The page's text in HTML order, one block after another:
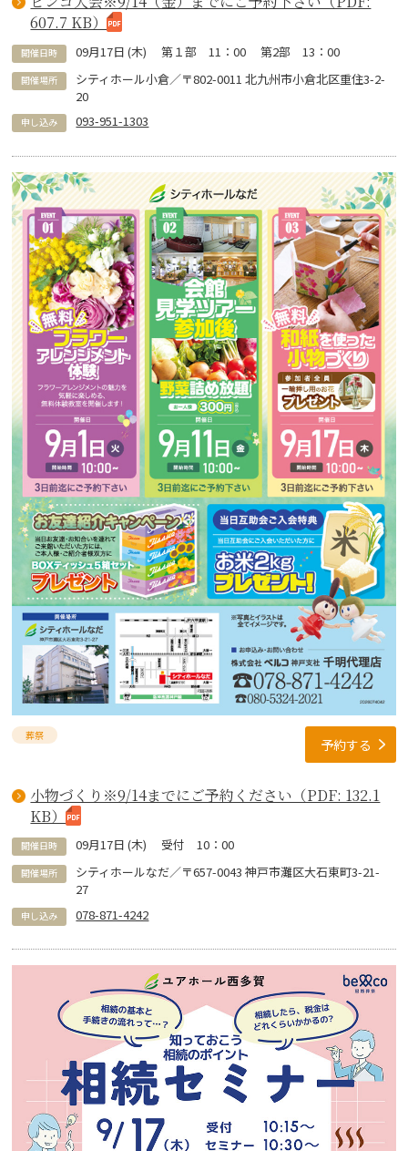
607.7 KB）
開催日時 09月17日 (木) 第１部 11：00 第2部 13：00
開催場所
シティホール小倉／〒802-0011 北九州市小倉北区重住3-2-
20
申し込み 093-951-1303
葬祭 予約する
小物づくり※9/14までにご予約ください（PDF: 132.1
KB）
開催日時 09月17日 (木) 受付 10：00
開催場所
シティホールなだ／〒657-0043 神戸市灘区大石東町3-21-
27
申し込み 078-871-4242